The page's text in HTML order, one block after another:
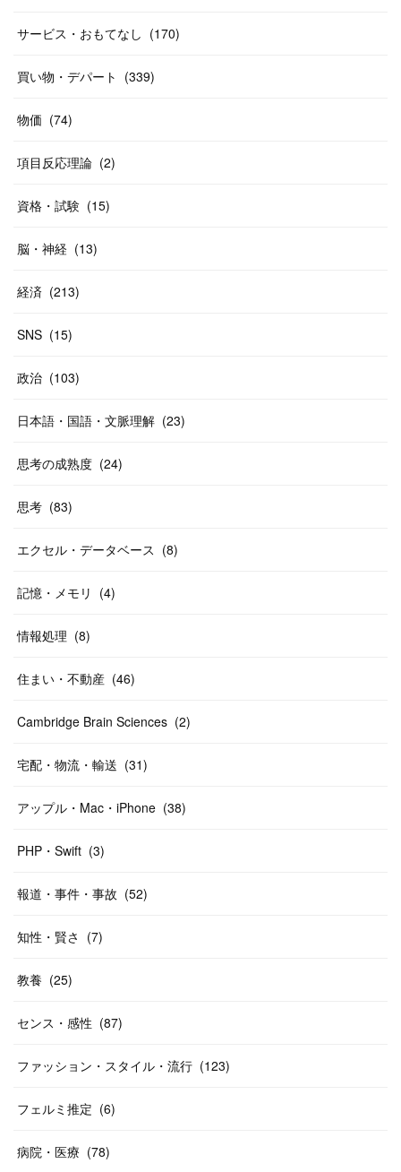
(46
(31
58)
10
サービス・おもてなし (170)
買い物・デパート (339)
物価 (74)
項目反応理論 (2)
資格・試験 (15)
脳・神経 (13)
経済 (213)
SNS (15)
政治 (103)
日本語・国語・文脈理解 (23)
思考の成熟度 (24)
思考 (83)
エクセル・データベース (8)
記憶・メモリ (4)
情報処理 (8)
住まい・不動産 (46)
Cambridge Brain Sciences (2)
宅配・物流・輸送 (31)
アップル・Mac・iPhone (38)
PHP・Swift (3)
報道・事件・事故 (52)
知性・賢さ (7)
教養 (25)
センス・感性 (87)
ファッション・スタイル・流行 (123)
フェルミ推定 (6)
病院・医療 (78)